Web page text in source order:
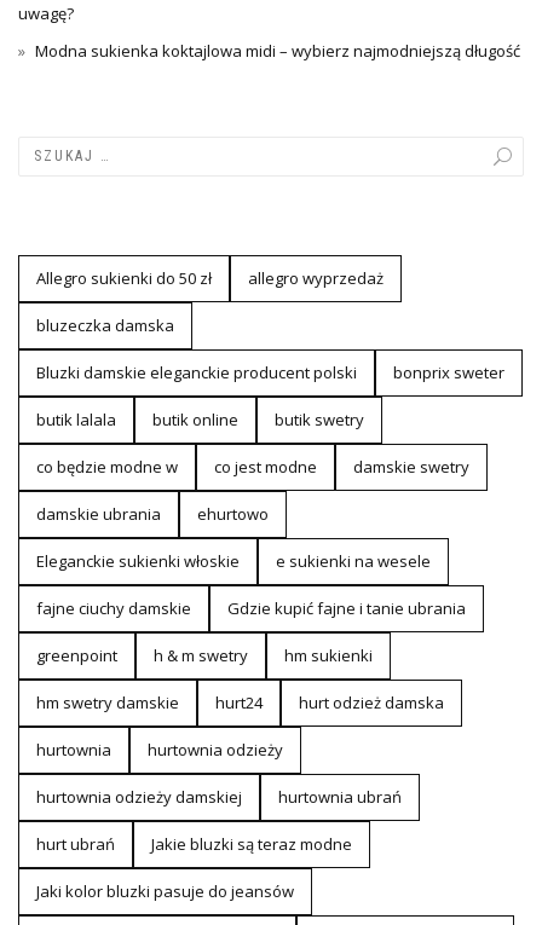
uwagę?
Modna sukienka koktajlowa midi – wybierz najmodniejszą długość
Allegro sukienki do 50 zł allegro wyprzedaż
bluzeczka damska
Bluzki damskie eleganckie producent polski bonprix sweter
butik lalala butik online butik swetry
co będzie modne w co jest modne damskie swetry
damskie ubrania ehurtowo
Eleganckie sukienki włoskie e sukienki na wesele
fajne ciuchy damskie Gdzie kupić fajne i tanie ubrania
greenpoint h & m swetry hm sukienki
hm swetry damskie hurt24 hurt odzież damska
hurtownia hurtownia odzieży
hurtownia odzieży damskiej hurtownia ubrań
hurt ubrań Jakie bluzki są teraz modne
Jaki kolor bluzki pasuje do jeansów